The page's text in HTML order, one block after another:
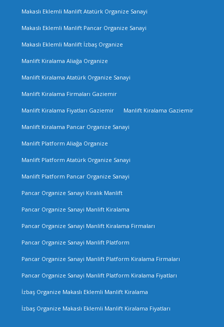
Makaslı Eklemli Manlift Atatürk Organize Sanayi
Makaslı Eklemli Manlift Pancar Organize Sanayi
Makaslı Eklemli Manlift İzbaş Organize
Manlift Kiralama Aliağa Organize
Manlift Kiralama Atatürk Organize Sanayi
Manlift Kiralama Firmaları Gaziemir
Manlift Kiralama Fiyatları Gaziemir Manlift Kiralama Gaziemir
Manlift Kiralama Pancar Organize Sanayi
Manlift Platform Aliağa Organize
Manlift Platform Atatürk Organize Sanayi
Manlift Platform Pancar Organize Sanayi
Pancar Organize Sanayi Kiralık Manlift
Pancar Organize Sanayi Manlift Kiralama
Pancar Organize Sanayi Manlift Kiralama Firmaları
Pancar Organize Sanayi Manlift Platform
Pancar Organize Sanayi Manlift Platform Kiralama Firmaları
Pancar Organize Sanayi Manlift Platform Kiralama Fiyatları
İzbaş Organize Makaslı Eklemli Manlift Kiralama
İzbaş Organize Makaslı Eklemli Manlift Kiralama Fiyatları